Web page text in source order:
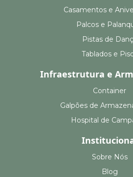
Casamentos e
Palcos e
Pistas de
Tablados e
Infraestrutura e
Container
Galpões de
Hospital de
Sobre Nós
Blog